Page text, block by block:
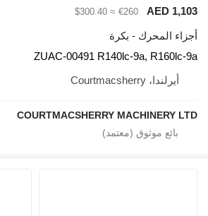
ZUAC-00491